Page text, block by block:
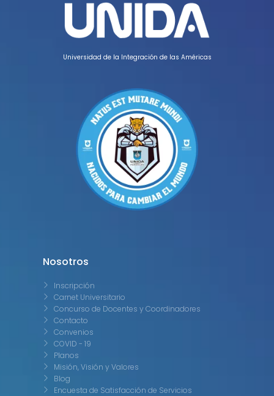
Universidad de la Integración de las Américas
Nosotros
Inscripción
Carnet Universitario
Concurso de Docentes y Coordinadores
Contacto
Convenios
COVID - 19
Planos
Misión, Visión y Valores
Blog
Encuesta de Satisfacción de Servicios